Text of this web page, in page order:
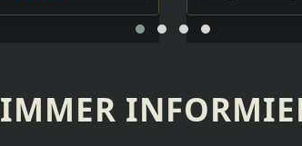
IMMER